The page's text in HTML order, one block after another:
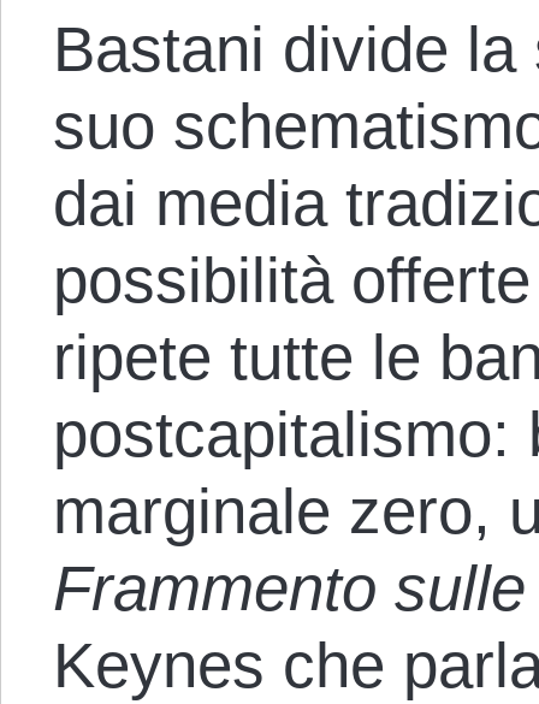
Bastani divide
suo
dai media
possibilità
ripete tutte le
postcapitalismo:
marginale zero,
Frammento
Keynes che